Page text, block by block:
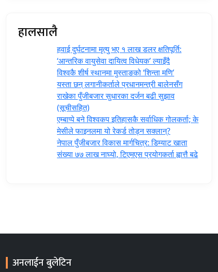
हालसालै
हवाई दुर्घटनामा मृत्यु भए १ लाख डलर क्षतिपूर्ति:
‘आन्तरिक वायुसेवा दायित्व विधेयक’ ल्याइँदै
विश्वकै शीर्ष स्थानमा मुस्ताङको ‘शिन्ता मणि’
यस्ता छन् लगानीकर्ताले प्रधानमन्त्री ‍बालेनसँग
राखेका पुँजीबजार सुधारका दर्जन बढी सुझाव
(सूचीसहित)
एम्बाप्पे बने विश्वकप इतिहासकै सर्वाधिक गोलकर्ता; के
मेसीले फाइनलमा यो रेकर्ड तोड्न सक्लान्?
नेपाल पुँजीबजार विकास मार्गचित्र: डिम्याट खाता
संख्या ७७ लाख नाघ्यो, टिएमएस प्रयोगकर्ता ह्वात्तै बढे
अनलाईन बुलेटिन